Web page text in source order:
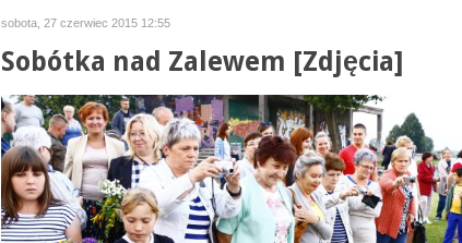
sobota, 27 czerwiec 2015 12:55
Sobótka nad Zalewem [Zdjęcia]